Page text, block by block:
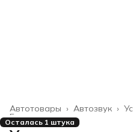
Автозвук ›
Автотовары ›
Главная ›
Осталась 1 штука